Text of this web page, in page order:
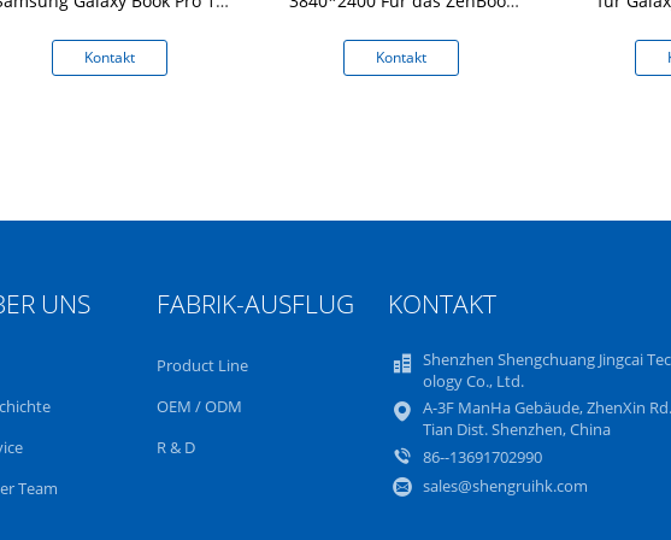
Kontakt Kontakt
UNS
Team
FABRIK-AUSFLUG
Product Line
OEM / ODM
R & D
KONTAKT
Shenzhen Shengchuang Jingcai
ology Co., Ltd.
A-3F ManHa Gebäude, ZhenXin
Tian Dist. Shenzhen, China
86--13691702990
sales@shengruihk.com